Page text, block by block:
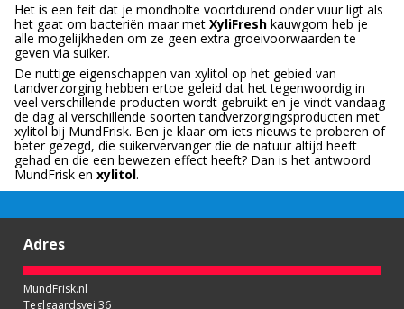
Het is een feit dat je mondholte voortdurend onder vuur ligt als
het gaat om bacteriën maar met XyliFresh kauwgom heb je
alle mogelijkheden om ze geen extra groeivoorwaarden te
geven via suiker.
De nuttige eigenschappen van xylitol op het gebied van
tandverzorging hebben ertoe geleid dat het tegenwoordig in
veel verschillende producten wordt gebruikt en je vindt vandaag
de dag al verschillende soorten tandverzorgingsproducten met
xylitol bij MundFrisk. Ben je klaar om iets nieuws te proberen of
beter gezegd, die suikervervanger die de natuur altijd heeft
gehad en die een bewezen effect heeft? Dan is het antwoord
MundFrisk en xylitol.
Adres
MundFrisk.nl
Teglgaardsvej 36